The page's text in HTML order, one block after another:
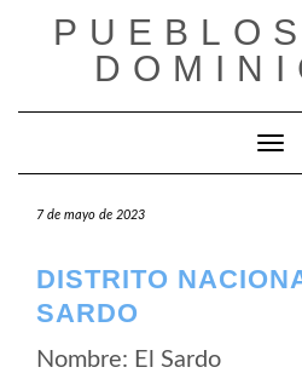
7 de mayo de 2023
DISTRITO
SARDO
Nombre: El Sardo